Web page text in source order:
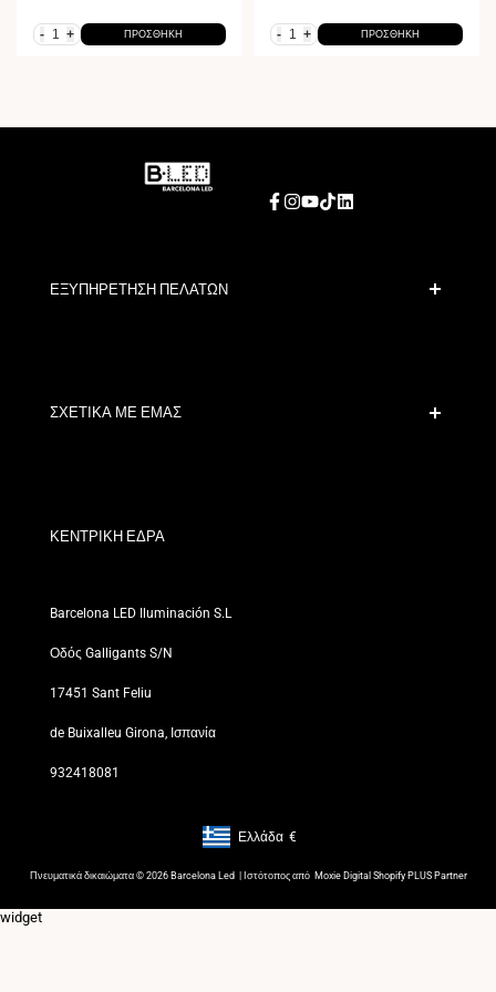
- + ΠΡΟΣΘΉΚΗ - + ΠΡΟΣΘΉΚΗ
Facebook
Instagram
YouTube
TikTokLinkedIn
ΕΞΥΠΗΡΕΤΗΣΗ ΠΕΛΑΤΩΝ
Επικοινωνία
ΣΧΕΤΙΚΑ ΜΕ ΕΜΑΣ
Τα Καταστήματά μας
ΚΕΝΤΡΙΚΗ ΕΔΡΑ
Barcelona LED Iluminación S.L
Οδός Galligants S/N
17451 Sant Feliu
de Buixalleu Girona, Ισπανία
932418081
Footer: Ελλάδα, €
Ελλάδα €
Πνευματικά δικαιώματα © 2026 Barcelona Led | Ιστότοπος από Moxie Digital Shopify PLUS Partner
widget